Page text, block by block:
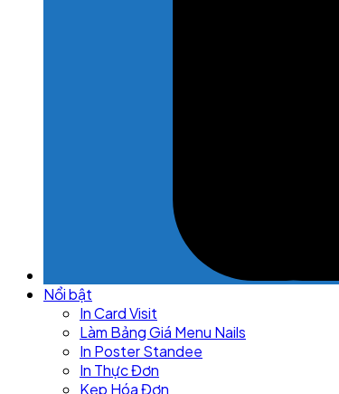
Nổi bật
In Card Visit
Làm Bảng Giá Menu Nails
In Poster Standee
In Thực Đơn
Kẹp Hóa Đơn